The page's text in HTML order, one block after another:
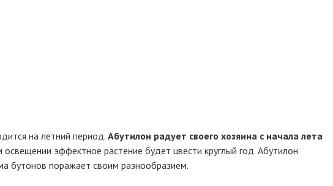
на летний период. Абутилон радует своего хозяина с начала лета
эффектное растение будет цвести круглый год. Абутилон
бутонов поражает своим разнообразием.